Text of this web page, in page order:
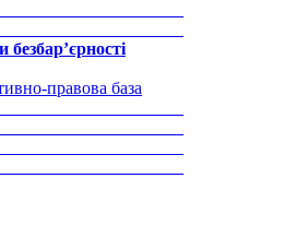
правова база